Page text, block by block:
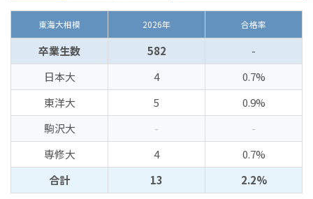
東海大相模 2026年 合格率
卒業生数 582
-
日本大
4
0.7%
東洋大
5
0.9%
駒沢大
-
-
専修大
4
0.7%
合計
13 2.2%